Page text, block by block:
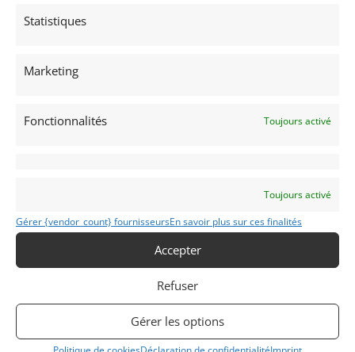
Statistiques
Marketing
Fonctionnalités Toujours activé
Toujours activé
Gérer {vendor_count} fournisseursEn savoir plus sur ces finalités
Accepter
Refuser
Gérer les options
Monoplace
Modifier mon annonce
Contacter le vendeur par mail